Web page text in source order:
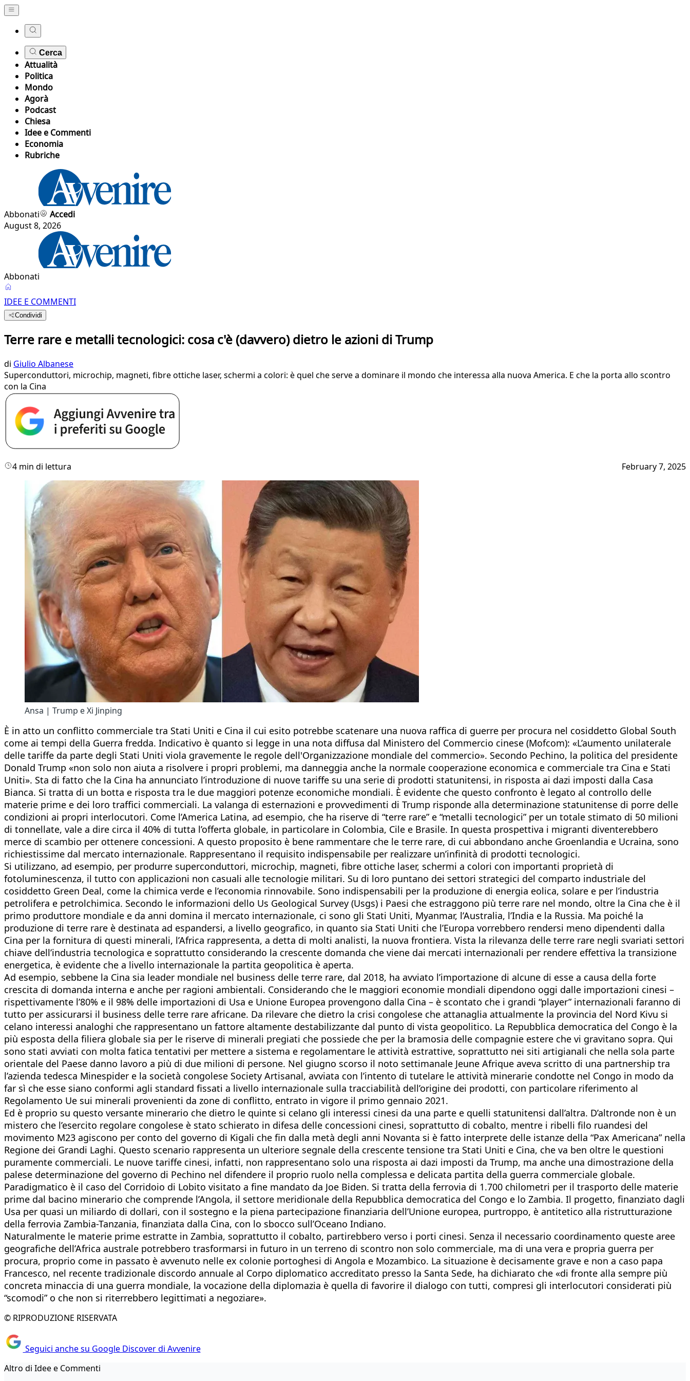
Cerca
Attualità
Politica
Mondo
Agorà
Podcast
Chiesa
Idee e Commenti
Economia
Rubriche
Abbonati
Accedi
August 8, 2026
Abbonati
IDEE E COMMENTI
Condividi
Terre rare e metalli tecnologici: cosa c'è (davvero) dietro le azioni di Trump
di Giulio Albanese
Superconduttori, microchip, magneti, fibre ottiche laser, schermi a colori: è quel che serve a dominare il mondo che interessa alla nuova America. E che la porta allo scontro
con la Cina
4 min di lettura February 7, 2025
Ansa | Trump e Xi Jinping
È in atto un conflitto commerciale tra Stati Uniti e Cina il cui esito potrebbe scatenare una nuova raffica di guerre per procura nel cosiddetto Global South
come ai tempi della Guerra fredda. Indicativo è quanto si legge in una nota diffusa dal Ministero del Commercio cinese (Mofcom): «L’aumento unilaterale
delle tariffe da parte degli Stati Uniti viola gravemente le regole dell'Organizzazione mondiale del commercio». Secondo Pechino, la politica del presidente
Donald Trump «non solo non aiuta a risolvere i propri problemi, ma danneggia anche la normale cooperazione economica e commerciale tra Cina e Stati
Uniti». Sta di fatto che la Cina ha annunciato l’introduzione di nuove tariffe su una serie di prodotti statunitensi, in risposta ai dazi imposti dalla Casa
Bianca. Si tratta di un botta e risposta tra le due maggiori potenze economiche mondiali. È evidente che questo confronto è legato al controllo delle
materie prime e dei loro traffici commerciali. La valanga di esternazioni e provvedimenti di Trump risponde alla determinazione statunitense di porre delle
condizioni ai propri interlocutori. Come l’America Latina, ad esempio, che ha riserve di “terre rare” e “metalli tecnologici” per un totale stimato di 50 milioni
di tonnellate, vale a dire circa il 40% di tutta l’offerta globale, in particolare in Colombia, Cile e Brasile. In questa prospettiva i migranti diventerebbero
merce di scambio per ottenere concessioni. A questo proposito è bene rammentare che le terre rare, di cui abbondano anche Groenlandia e Ucraina, sono
richiestissime dal mercato internazionale. Rappresentano il requisito indispensabile per realizzare un’infinità di prodotti tecnologici.
Si utilizzano, ad esempio, per produrre superconduttori, microchip, magneti, fibre ottiche laser, schermi a colori con importanti proprietà di
fotoluminescenza, il tutto con applicazioni non casuali alle tecnologie militari. Su di loro puntano dei settori strategici del comparto industriale del
cosiddetto Green Deal, come la chimica verde e l’economia rinnovabile. Sono indispensabili per la produzione di energia eolica, solare e per l’industria
petrolifera e petrolchimica. Secondo le informazioni dello Us Geological Survey (Usgs) i Paesi che estraggono più terre rare nel mondo, oltre la Cina che è il
primo produttore mondiale e da anni domina il mercato internazionale, ci sono gli Stati Uniti, Myanmar, l’Australia, l’India e la Russia. Ma poiché la
produzione di terre rare è destinata ad espandersi, a livello geografico, in quanto sia Stati Uniti che l’Europa vorrebbero rendersi meno dipendenti dalla
Cina per la fornitura di questi minerali, l’Africa rappresenta, a detta di molti analisti, la nuova frontiera. Vista la rilevanza delle terre rare negli svariati settori
chiave dell’industria tecnologica e soprattutto considerando la crescente domanda che viene dai mercati internazionali per rendere effettiva la transizione
energetica, è evidente che a livello internazionale la partita geopolitica è aperta.
Ad esempio, sebbene la Cina sia leader mondiale nel business delle terre rare, dal 2018, ha avviato l’importazione di alcune di esse a causa della forte
crescita di domanda interna e anche per ragioni ambientali. Considerando che le maggiori economie mondiali dipendono oggi dalle importazioni cinesi –
rispettivamente l’80% e il 98% delle importazioni di Usa e Unione Europea provengono dalla Cina – è scontato che i grandi “player” internazionali faranno di
tutto per assicurarsi il business delle terre rare africane. Da rilevare che dietro la crisi congolese che attanaglia attualmente la provincia del Nord Kivu si
celano interessi analoghi che rappresentano un fattore altamente destabilizzante dal punto di vista geopolitico. La Repubblica democratica del Congo è la
più esposta della filiera globale sia per le riserve di minerali pregiati che possiede che per la bramosia delle compagnie estere che vi gravitano sopra. Qui
sono stati avviati con molta fatica tentativi per mettere a sistema e regolamentare le attività estrattive, soprattutto nei siti artigianali che nella sola parte
orientale del Paese danno lavoro a più di due milioni di persone. Nel giugno scorso il noto settimanale Jeune Afrique aveva scritto di una partnership tra
l’azienda tedesca Minespider e la società congolese Society Artisanal, avviata con l’intento di tutelare le attività minerarie condotte nel Congo in modo da
far sì che esse siano conformi agli standard fissati a livello internazionale sulla tracciabilità dell’origine dei prodotti, con particolare riferimento al
Regolamento Ue sui minerali provenienti da zone di conflitto, entrato in vigore il primo gennaio 2021.
Ed è proprio su questo versante minerario che dietro le quinte si celano gli interessi cinesi da una parte e quelli statunitensi dall’altra. D’altronde non è un
mistero che l’esercito regolare congolese è stato schierato in difesa delle concessioni cinesi, soprattutto di cobalto, mentre i ribelli filo ruandesi del
movimento M23 agiscono per conto del governo di Kigali che fin dalla metà degli anni Novanta si è fatto interprete delle istanze della “Pax Americana” nella
Regione dei Grandi Laghi. Questo scenario rappresenta un ulteriore segnale della crescente tensione tra Stati Uniti e Cina, che va ben oltre le questioni
puramente commerciali. Le nuove tariffe cinesi, infatti, non rappresentano solo una risposta ai dazi imposti da Trump, ma anche una dimostrazione della
palese determinazione del governo di Pechino nel difendere il proprio ruolo nella complessa e delicata partita della guerra commerciale globale.
Paradigmatico è il caso del Corridoio di Lobito visitato a fine mandato da Joe Biden. Si tratta della ferrovia di 1.700 chilometri per il trasporto delle materie
prime dal bacino minerario che comprende l’Angola, il settore meridionale della Repubblica democratica del Congo e lo Zambia. Il progetto, finanziato dagli
Usa per quasi un miliardo di dollari, con il sostegno e la piena partecipazione finanziaria dell’Unione europea, purtroppo, è antitetico alla ristrutturazione
della ferrovia Zambia-Tanzania, finanziata dalla Cina, con lo sbocco sull’Oceano Indiano.
Naturalmente le materie prime estratte in Zambia, soprattutto il cobalto, partirebbero verso i porti cinesi. Senza il necessario coordinamento queste aree
geografiche dell’Africa australe potrebbero trasformarsi in futuro in un terreno di scontro non solo commerciale, ma di una vera e propria guerra per
procura, proprio come in passato è avvenuto nelle ex colonie portoghesi di Angola e Mozambico. La situazione è decisamente grave e non a caso papa
Francesco, nel recente tradizionale discordo annuale al Corpo diplomatico accreditato presso la Santa Sede, ha dichiarato che «di fronte alla sempre più
concreta minaccia di una guerra mondiale, la vocazione della diplomazia è quella di favorire il dialogo con tutti, compresi gli interlocutori considerati più
“scomodi” o che non si riterrebbero legittimati a negoziare».
© RIPRODUZIONE RISERVATA
Seguici anche su Google Discover di Avvenire
Altro di Idee e Commenti